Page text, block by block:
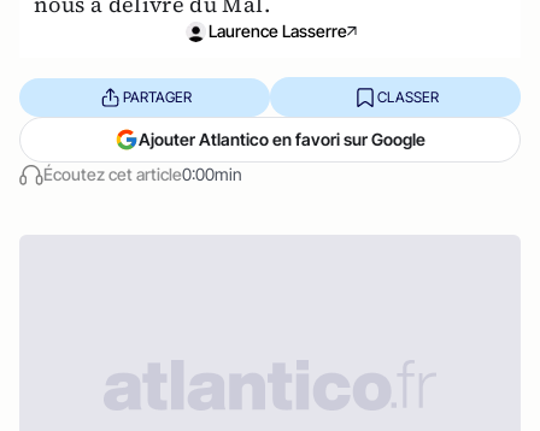
Laurence Lasserre
Écoutez cet article0:00min
PARTAGER CLASSER
Ajouter Atlantico en favori sur Google